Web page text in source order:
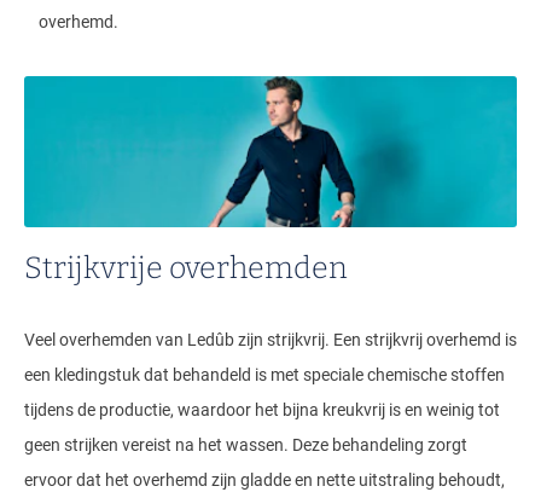
overhemd.
Strijkvrije overhemden
Veel overhemden van Ledûb zijn strijkvrij. Een strijkvrij overhemd is
een kledingstuk dat behandeld is met speciale chemische stoffen
tijdens de productie, waardoor het bijna kreukvrij is en weinig tot
geen strijken vereist na het wassen. Deze behandeling zorgt
ervoor dat het overhemd zijn gladde en nette uitstraling behoudt,